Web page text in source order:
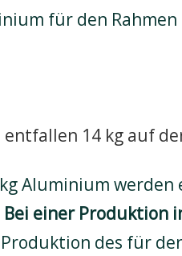
für den
14 kg auf
Aluminium werden
Bei einer Produktion
des für